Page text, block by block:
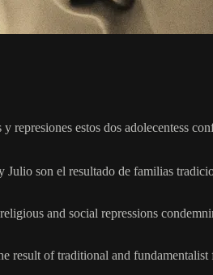
represiones estos dos adolecentess
Julio son el resultado de familias
and social repressions
result of traditional and